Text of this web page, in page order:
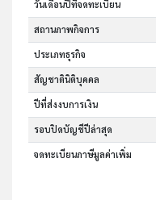
วันเดือนปีที่จดทะเบียน
สถานภาพกิจการ
ประเภทธุรกิจ
สัญชาตินิติบุคคล
ปีที่ส่งงบการเงิน
รอบปิดบัญชีปีล่าสุด
จดทะเบียนภาษีมูลค่าเพิ่ม